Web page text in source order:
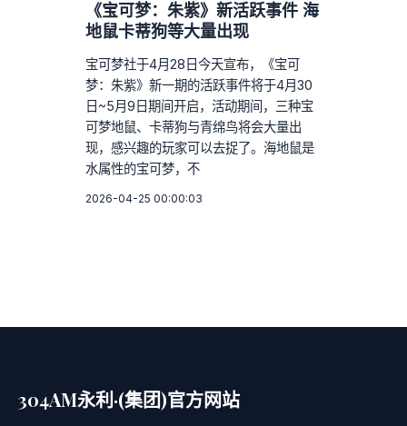
《宝可梦：朱紫》新活跃事件 海
地鼠卡蒂狗等大量出现
宝可梦社于4月28日今天宣布，《宝可
梦：朱紫》新一期的活跃事件将于4月30
日~5月9日期间开启，活动期间，三种宝
可梦地鼠、卡蒂狗与青绵鸟将会大量出
现，感兴趣的玩家可以去捉了。海地鼠是
水属性的宝可梦，不
2026-04-25 00:00:03
304AM永利·(集团)官方网站